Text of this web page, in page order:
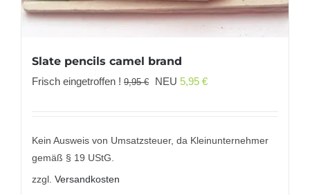
Slate pencils camel brand
Frisch eingetroffen ! 9,95€
Ursprünglicher
9,95 €
NEU 5,95 €Aktueller
5,95 €.
Kein Ausweis von Umsatzsteuer, da Kleinunternehmer
gemäß § 19 UStG.
zzgl. Versandkosten